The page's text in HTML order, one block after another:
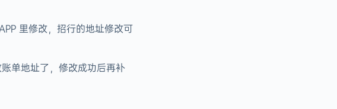
里修改，招行的地址修改可
单地址了，修改成功后再补